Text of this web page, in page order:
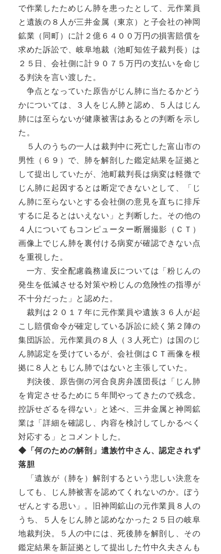
で作業したためじん肺を患ったとして、元作業員
と遺族の８人が三井金属（東京）と子会社の神岡
鉱業（同町）に計２億６４００万円の損害賠償を
求めた訴訟で、岐阜地裁（池町知佐子裁判長）は
２５日、会社側に計９０７５万円の支払いを命じ
る判決を言い渡した。
争点となっていた原告がじん肺に当たるかどう
かについては、３人をじん肺と認め、５人はじん
肺には至らないが健康被害はあるとの判断を示し
た。
５人のうちの一人は裁判中に死亡した富山市の
男性（６９）で、肺を解剖した鑑定結果を証拠と
して提出していたが、池町裁判長は病変は軽微で
じん肺に起因するとは断定できないとして、「じ
ん肺に至らないとする会社側の意見を直ちに排斥
するに足るとはいえない」と判断した。その他の
４人についてもコンピューター断層撮影（ＣＴ）
画像上でじん肺を裏付ける病変が確認できない点
を重視した。
一方、安全配慮義務違反については「粉じんの
発生を低減させる対策や粉じんの危険性の指導が
不十分だった」と認めた。
裁判は２０１７年に元作業員や遺族３６人が起
こし賠償命令が確定している訴訟に続く第２陣の
集団訴訟。元作業員の８人（３人死亡）は国のじ
ん肺認定を受けているが、会社側はＣＴ画像を根
拠に８人ともじん肺ではないと主張していた。
判決後、原告側の河合良房弁護団長は「じん肺
を肯定させるために５年間やってきたので残念。
控訴せざるを得ない」と述べ、三井金属と神岡鉱
業は「詳細を確認し、内容を検討してしかるべく
対応する」とコメントした。
◆「何のための解剖」遺族竹中さん、認定されず
落胆
「遺族が（肺を）解剖するという悲しい決意を
しても、じん肺被害を認めてくれないのか。ぼう
ぜんとする思い」。旧神岡鉱山の元作業員８人の
うち、５人をじん肺と認めなかった２５日の岐阜
地裁判決。５人の中には、死後肺を解剖し、その
鑑定結果を新証拠として提出した竹中久夫さんも